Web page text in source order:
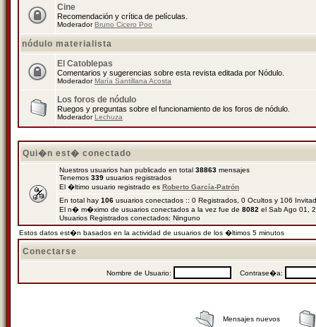
Cine
Recomendación y crítica de películas.
ModeradorBruno Cicero Poo
nódulo materialista
El Catoblepas
Comentarios y sugerencias sobre esta revista editada por Nódulo.
ModeradorMaría Santillana Acosta
Los foros de nódulo
Ruegos y preguntas sobre el funcionamiento de los foros de nódulo.
ModeradorLechuza
Qui�n est� conectado
Nuestros usuarios han publicado en total 38863 mensajes
Tenemos 339 usuarios registrados
El �ltimo usuario registrado es Roberto García-Patrón
En total hay 106 usuarios conectados :: 0 Registrados, 0 Ocultos y 106
El n� m�ximo de usuarios conectados a la vez fue de 8082 el Sab Ago 01,
Usuarios Registrados conectados: Ninguno
Estos datos est�n basados en la actividad de usuarios de los �ltimos 5 minutos
Conectarse
Nombre de Usuario: Contrase�a:
Mensajes nuevos